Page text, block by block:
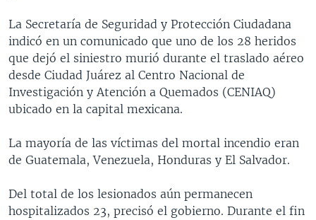
La Secretaría de Seguridad y Protección Ciudadana
indicó en un comunicado que uno de los 28 heridos
que dejó el siniestro murió durante el traslado aéreo
desde Ciudad Juárez al Centro Nacional de
Investigación y Atención a Quemados (CENIAQ)
ubicado en la capital mexicana.
La mayoría de las víctimas del mortal incendio eran
de Guatemala, Venezuela, Honduras y El Salvador.
Del total de los lesionados aún permanecen
hospitalizados 23, precisó el gobierno. Durante el fin